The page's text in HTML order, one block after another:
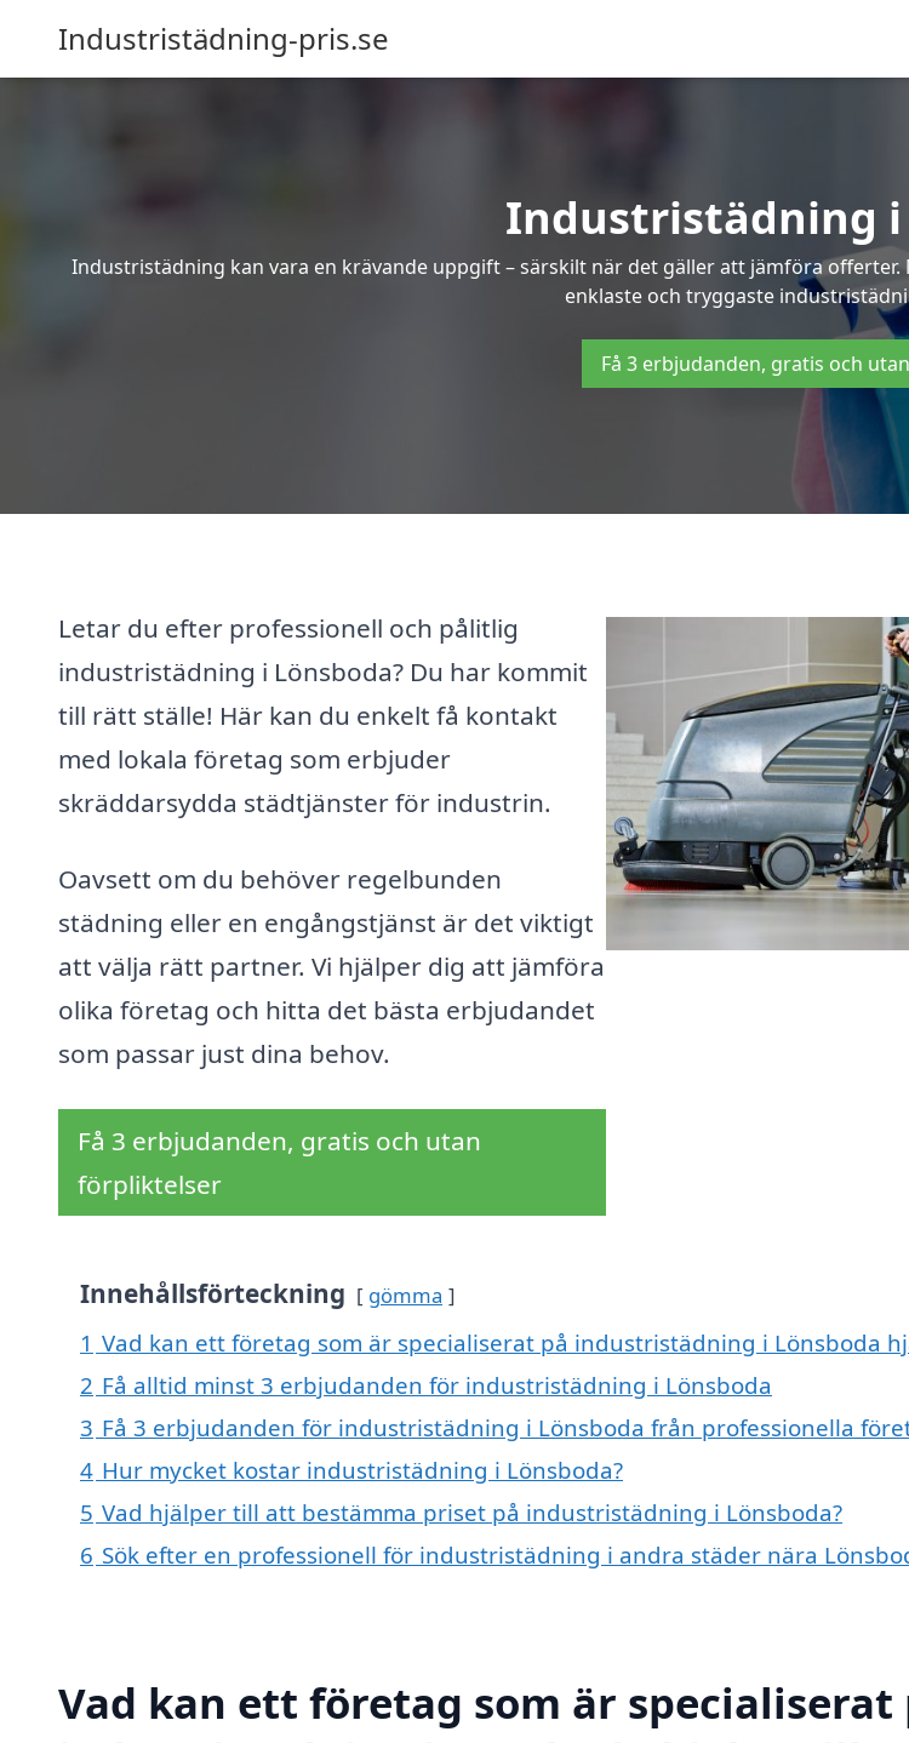
Industristädning-pris.se
Industristädning i
Industristädning kan vara en krävande uppgift – särskilt när det gäller att jämföra
enklaste och tryggaste
Få 3 erbjudanden, gratis och
Letar du efter professionell och pålitlig
industristädning i Lönsboda? Du har kommit
till rätt ställe! Här kan du enkelt få kontakt
med lokala företag som erbjuder
skräddarsydda städtjänster för industrin.
Oavsett om du behöver regelbunden
städning eller en engångstjänst är det viktigt
att välja rätt partner. Vi hjälper dig att jämföra
olika företag och hitta det bästa erbjudandet
som passar just dina behov.
Få 3 erbjudanden, gratis och utan
förpliktelser
Innehållsförteckning gömma
1 Vad kan ett företag som är specialiserat på industristädning i Lönsboda
2 Få alltid minst 3 erbjudanden för industristädning i Lönsboda
3 Få 3 erbjudanden för industristädning i Lönsboda från professionella
4 Hur mycket kostar industristädning i Lönsboda?
5 Vad hjälper till att bestämma priset på industristädning i Lönsboda?
6 Sök efter en professionell för industristädning i andra städer nära
Vad kan ett företag som är specialiserat